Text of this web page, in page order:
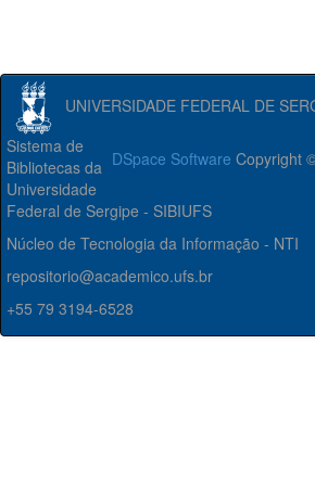
UNIVERSIDADE FEDERAL DE
DSpace Software Copyright
Sistema de
Bibliotecas da
Universidade
Federal de Sergipe - SIBIUFS
Núcleo de Tecnologia da Informação - NTI
repositorio@academico.ufs.br
+55 79 3194-6528